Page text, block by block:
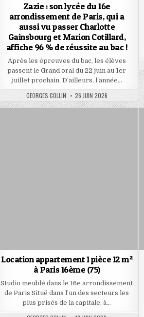
Zazie : son lycée du 16e
arrondissement de Paris, qui a
aussi vu passer Charlotte
Gainsbourg et Marion Cotillard,
affiche 96 % de réussite au bac !
Après les épreuves du bac, les élèves
passent le Grand oral du 22 juin au 1er
juillet prochain. D’ailleurs, l’année…
AUTHOR:
GEORGES COLLIN PUBLISHED
DATE:
26 JUIN 2026
Location appartement 1 pièce 12 m²
à Paris 16ème (75)
Studio meublé dans le 16e arrondissement
de Paris Situé dans l’un des secteurs les
plus prisés de la capitale, à…